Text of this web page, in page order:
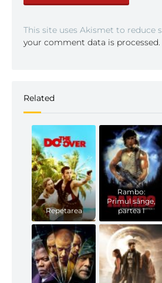
This site uses Akismet to reduce
your comment data is processed.
Related
Repetarea
Rambo:
Primul sânge,
partea I